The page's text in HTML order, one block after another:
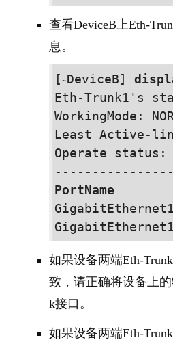
查看DeviceB上Eth-
息。
[~DeviceB]
Eth-Trunk1's
WorkingMode:
Least Active-
Operate
PortName
GigabitEthernet
GigabitEthernet
如果设备两端Eth-
致，请正确将设备上
k接口。
如果设备两端Eth-